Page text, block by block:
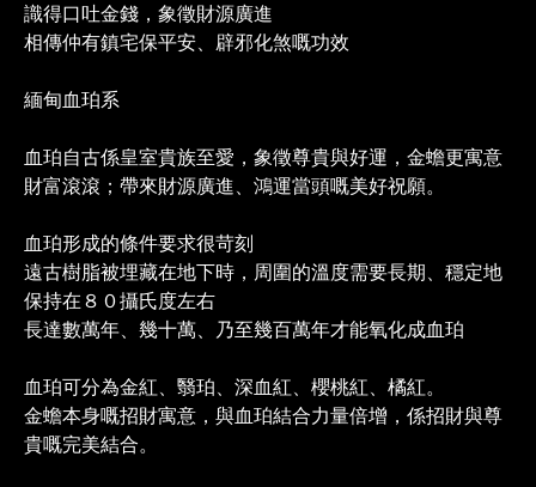
識得口吐金錢，象徵財源廣進
相傳仲有鎮宅保平安、辟邪化煞嘅功效
緬甸血珀系
血珀自古係皇室貴族至愛，象徵尊貴與好運，金蟾更寓意
財富滾滾；帶來財源廣進、鴻運當頭嘅美好祝願。
血珀形成的條件要求很苛刻
遠古樹脂被埋藏在地下時，周圍的溫度需要長期、穩定地
保持在８０攝氏度左右
長達數萬年、幾十萬、乃至幾百萬年才能氧化成血珀
血珀可分為金紅、翳珀、深血紅、櫻桃紅、橘紅。
金蟾本身嘅招財寓意，與血珀結合力量倍增，係招財與尊
貴嘅完美結合。